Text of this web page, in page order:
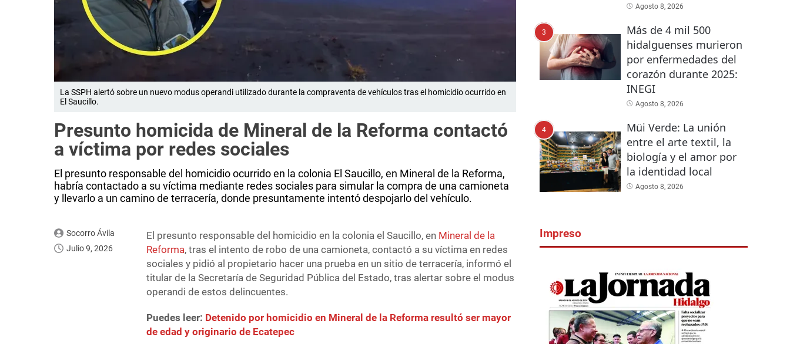
La SSPH alertó sobre un nuevo modus operandi utilizado durante la compraventa de vehículos tras el homicidio ocurrido en
El Saucillo.
Presunto homicida de Mineral de la Reforma contactó
a víctima por redes sociales
El presunto responsable del homicidio ocurrido en la colonia El Saucillo, en Mineral de la Reforma,
habría contactado a su víctima mediante redes sociales para simular la compra de una camioneta
y llevarlo a un camino de terracería, donde presuntamente intentó despojarlo del vehículo.
Socorro Ávila
Julio 9, 2026
El presunto responsable del homicidio en la colonia el Saucillo, en Mineral de la
Reforma, tras el intento de robo de una camioneta, contactó a su víctima en redes
sociales y pidió al propietario hacer una prueba en un sitio de terracería, informó el
titular de la Secretaría de Seguridad Pública del Estado, tras alertar sobre el modus
operandi de estos delincuentes.
Puedes leer: Detenido por homicidio en Mineral de la Reforma resultó ser mayor
de edad y originario de Ecatepec
Agosto 8, 2026
3
Más de 4 mil 500
hidalguenses murieron
por enfermedades del
corazón durante 2025:
INEGI
Agosto 8, 2026
4
Müi Verde: La unión
entre el arte textil, la
biología y el amor por
la identidad local
Agosto 8, 2026
Impreso